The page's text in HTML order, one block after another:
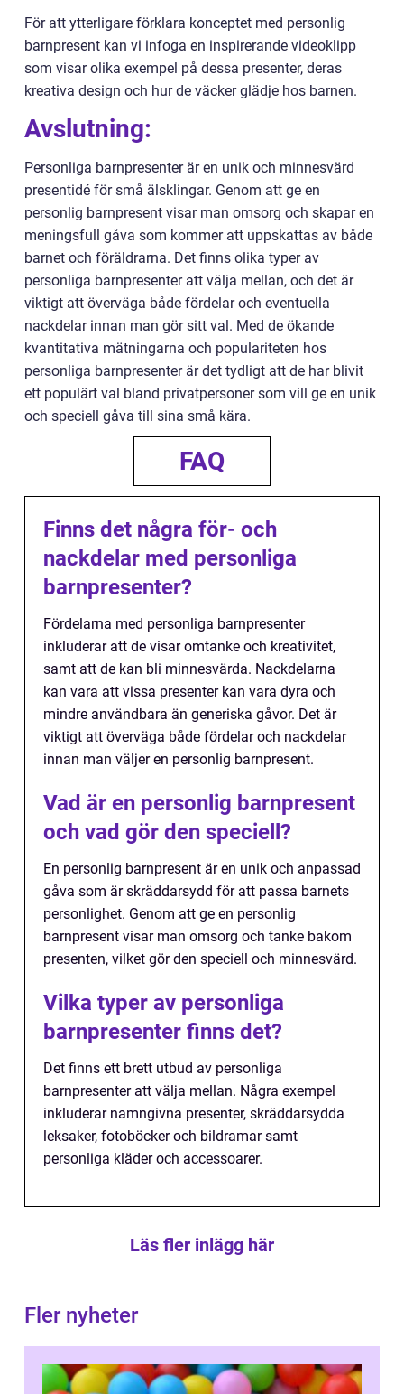
För att ytterligare förklara konceptet med personlig
barnpresent kan vi infoga en inspirerande videoklipp
som visar olika exempel på dessa presenter, deras
kreativa design och hur de väcker glädje hos barnen.
Avslutning:
Personliga barnpresenter är en unik och minnesvärd
presentidé för små älsklingar. Genom att ge en
personlig barnpresent visar man omsorg och skapar en
meningsfull gåva som kommer att uppskattas av både
barnet och föräldrarna. Det finns olika typer av
personliga barnpresenter att välja mellan, och det är
viktigt att överväga både fördelar och eventuella
nackdelar innan man gör sitt val. Med de ökande
kvantitativa mätningarna och populariteten hos
personliga barnpresenter är det tydligt att de har blivit
ett populärt val bland privatpersoner som vill ge en unik
och speciell gåva till sina små kära.
FAQ
Finns det några för- och
nackdelar med personliga
barnpresenter?
Fördelarna med personliga barnpresenter
inkluderar att de visar omtanke och kreativitet,
samt att de kan bli minnesvärda. Nackdelarna
kan vara att vissa presenter kan vara dyra och
mindre användbara än generiska gåvor. Det är
viktigt att överväga både fördelar och nackdelar
innan man väljer en personlig barnpresent.
Vad är en personlig barnpresent
och vad gör den speciell?
En personlig barnpresent är en unik och anpassad
gåva som är skräddarsydd för att passa barnets
personlighet. Genom att ge en personlig
barnpresent visar man omsorg och tanke bakom
presenten, vilket gör den speciell och minnesvärd.
Vilka typer av personliga
barnpresenter finns det?
Det finns ett brett utbud av personliga
barnpresenter att välja mellan. Några exempel
inkluderar namngivna presenter, skräddarsydda
leksaker, fotoböcker och bildramar samt
personliga kläder och accessoarer.
Läs fler inlägg här
Fler nyheter